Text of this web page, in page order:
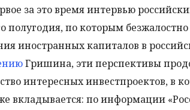
за это время интервью
полугодия, по которым
иностранных капиталов в
Гришина, эти перспективы
интересных инвестпроектов, в
вкладывается: по информации